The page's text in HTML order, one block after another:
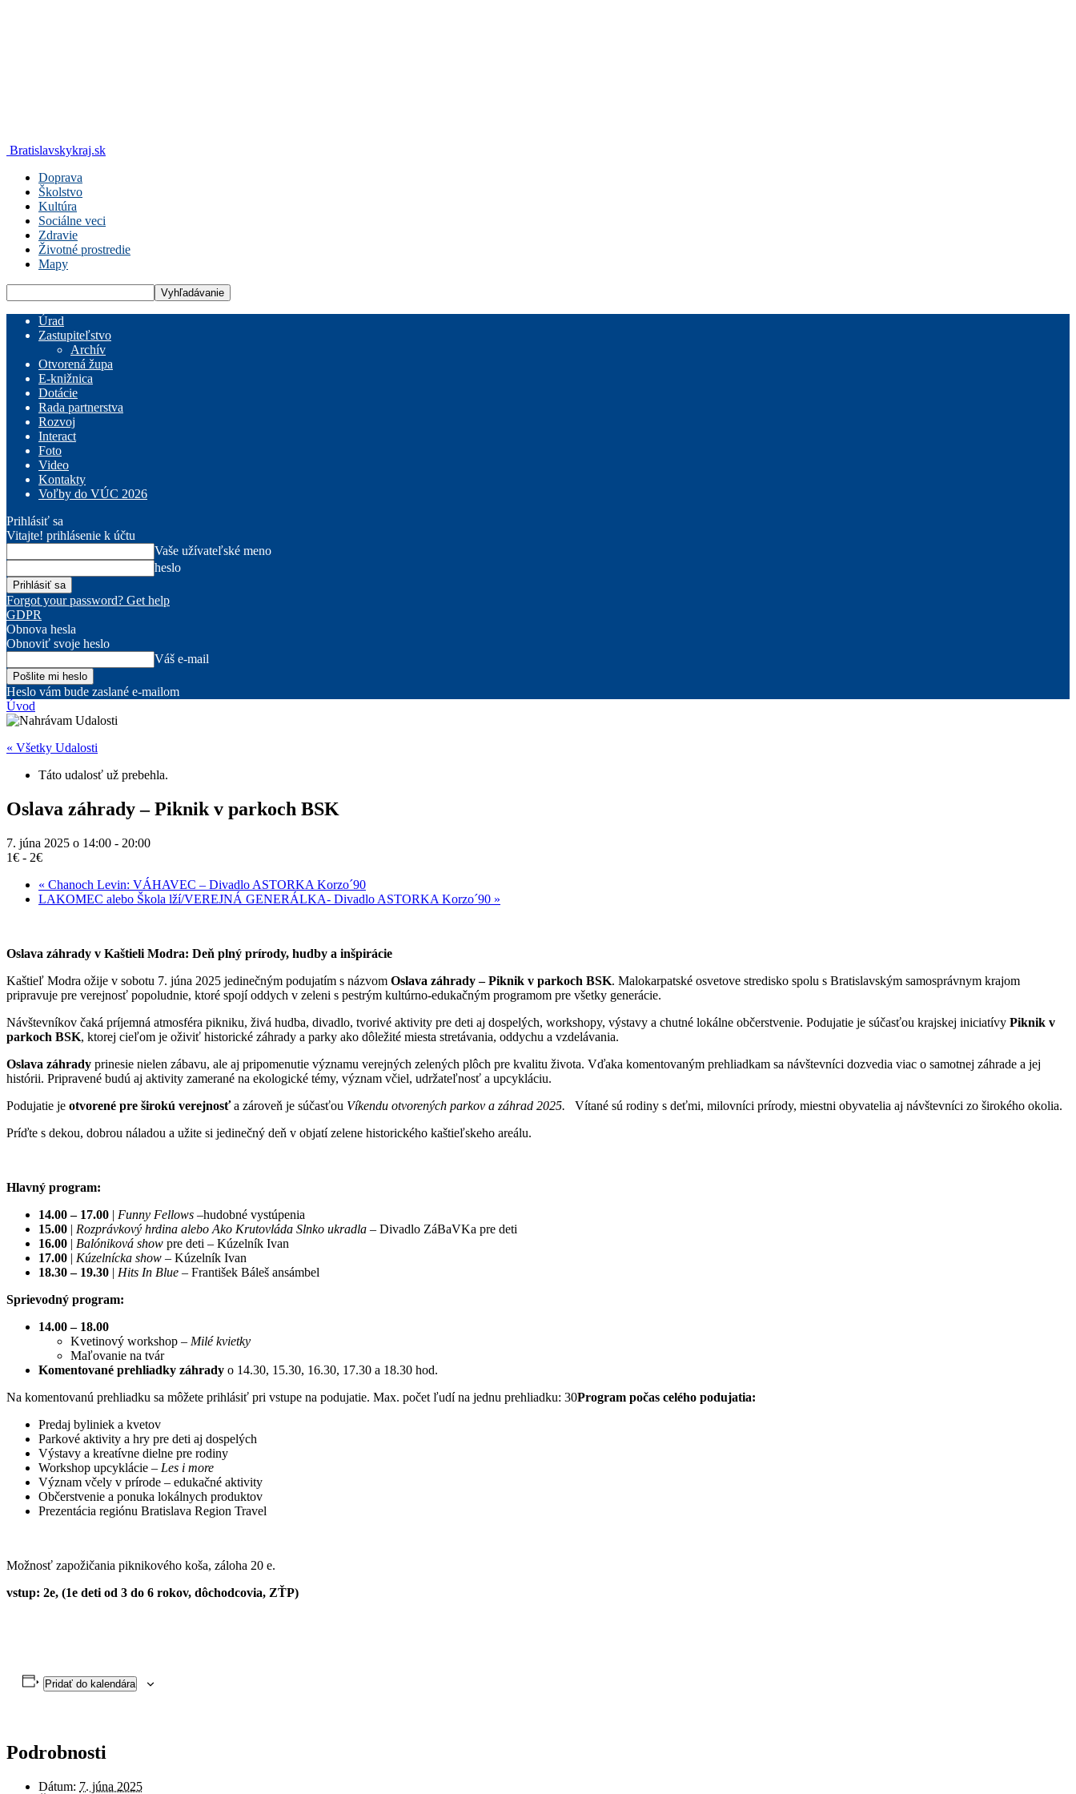
Bratislavskykraj.sk
Doprava
Školstvo
Kultúra
Sociálne veci
Zdravie
Životné prostredie
Mapy
Úrad
Zastupiteľstvo
Archív
Otvorená župa
E-knižnica
Dotácie
Rada partnerstva
Rozvoj
Interact
Foto
Video
Kontakty
Voľby do VÚC 2026
Prihlásiť sa
Vitajte! prihlásenie k účtu
Vaše užívateľské meno
heslo
Forgot your password? Get help
GDPR
Obnova hesla
Obnoviť svoje heslo
Váš e-mail
Heslo vám bude zaslané e-mailom
Úvod
« Všetky Udalosti
Táto udalosť už prebehla.
Oslava záhrady – Piknik v parkoch BSK
7. júna 2025 o 14:00 - 20:00
1€ - 2€
« Chanoch Levin: VÁHAVEC – Divadlo ASTORKA Korzo´90
LAKOMEC alebo Škola lží/VEREJNÁ GENERÁLKA- Divadlo ASTORKA Korzo´90 »
Oslava záhrady v Kaštieli Modra: Deň plný prírody, hudby a inšpirácie
Kaštieľ Modra ožije v sobotu 7. júna 2025 jedinečným podujatím s názvom Oslava záhrady – Piknik v parkoch BSK. Malokarpatské osvetove stredisko spolu s Bratislavským samosprávnym krajom
pripravuje pre verejnosť popoludnie, ktoré spojí oddych v zeleni s pestrým kultúrno-edukačným programom pre všetky generácie.
Návštevníkov čaká príjemná atmosféra pikniku, živá hudba, divadlo, tvorivé aktivity pre deti aj dospelých, workshopy, výstavy a chutné lokálne občerstvenie. Podujatie je súčasťou krajskej iniciatívy Piknik v
parkoch BSK, ktorej cieľom je oživiť historické záhrady a parky ako dôležité miesta stretávania, oddychu a vzdelávania.
Oslava záhrady prinesie nielen zábavu, ale aj pripomenutie významu verejných zelených plôch pre kvalitu života. Vďaka komentovaným prehliadkam sa návštevníci dozvedia viac o samotnej záhrade a jej
histórii. Pripravené budú aj aktivity zamerané na ekologické témy, význam včiel, udržateľnosť a upcykláciu.
Podujatie je otvorené pre širokú verejnosťa zároveň je súčasťou Víkendu otvorených parkov a záhrad 2025. Vítané sú rodiny s deťmi, milovníci prírody, miestni obyvatelia aj návštevníci zo širokého okolia.
Príďte s dekou, dobrou náladou a užite si jedinečný deň v objatí zelene historického kaštieľskeho areálu.
Hlavný program:
14.00 – 17.00 | Funny Fellows –hudobné vystúpenia
15.00 | Rozprávkový hrdina alebo Ako Krutovláda Slnko ukradla – Divadlo ZáBaVKa pre deti
16.00 | Balóniková show pre deti – Kúzelník Ivan
17.00 | Kúzelnícka show – Kúzelník Ivan
18.30 – 19.30 | Hits In Blue – František Báleš ansámbel
Sprievodný program:
14.00 – 18.00
Kvetinový workshop – Milé kvietky
Maľovanie na tvár
Komentované prehliadky záhrady o 14.30, 15.30, 16.30, 17.30 a 18.30 hod.
Na komentovanú prehliadku sa môžete prihlásiť pri vstupe na podujatie. Max. počet ľudí na jednu prehliadku: 30Program počas celého podujatia:
Predaj byliniek a kvetov
Parkové aktivity a hry pre deti aj dospelých
Výstavy a kreatívne dielne pre rodiny
Workshop upcyklácie – Les i more
Význam včely v prírode – edukačné aktivity
Občerstvenie a ponuka lokálnych produktov
Prezentácia regiónu Bratislava Region Travel
Možnosť zapožičania piknikového koša, záloha 20 e.
vstup: 2e, (1e deti od 3 do 6 rokov, dôchodcovia, ZŤP)
Pridať do kalendára
Podrobnosti
Dátum: 7. júna 2025